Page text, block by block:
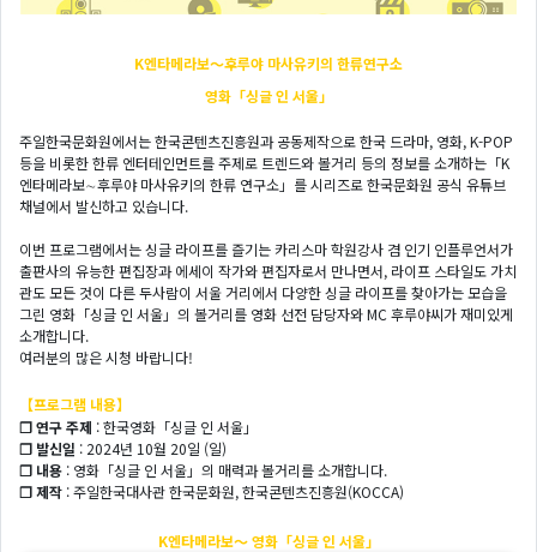
K엔타메라보～후루야 마사유키의 한류연구소
영화「싱글 인 서울」
주일한국문화원에서는 한국콘텐츠진흥원과 공동제작으로 한국 드라마, 영화, K-POP
등을 비롯한 한류 엔터테인먼트를 주제로 트렌드와 볼거리 등의 정보를 소개하는「K
엔타메라보∼후루야 마사유키의 한류 연구소」를 시리즈로 한국문화원 공식 유튜브
채널에서 발신하고 있습니다.
이번 프로그램에서는 싱글 라이프를 즐기는 카리스마 학원강사 겸 인기 인플루언서가
출판사의 유능한 편집장과 에세이 작가와 편집자로서 만나면서, 라이프 스타일도 가치
관도 모든 것이 다른 두사람이 서울 거리에서 다양한 싱글 라이프를 찾아가는 모습을
그린 영화「싱글 인 서울」의 볼거리를 영화 선전 담당자와 MC 후루야씨가 재미있게
소개합니다.
여러분의 많은 시청 바랍니다!
【프로그램 내용】
❐ 연구 주제 : 한국영화「싱글 인 서울」
❐ 발신일 : 2024년 10월 20일 (일)
❐ 내용 : 영화「싱글 인 서울」의 매력과 볼거리를 소개합니다.
❐ 제작 : 주일한국대사관 한국문화원, 한국콘텐츠진흥원(KOCCA)
K엔타메라보～ 영화「싱글 인 서울」